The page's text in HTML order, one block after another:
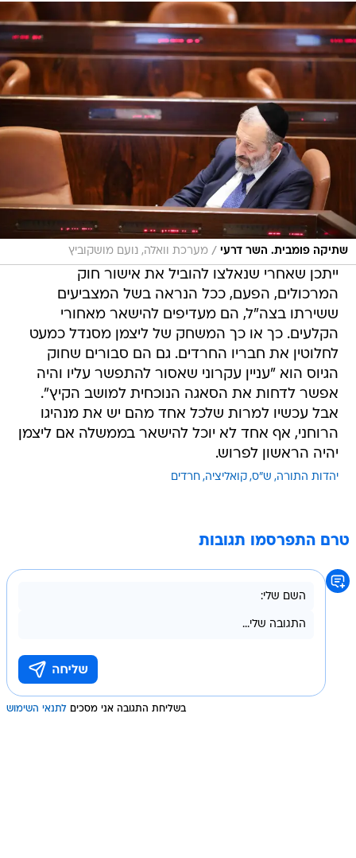
שתיקה פומבית. השר דרעי / מערכת וואלה, נועם מושקוביץ
ייתכן שאחרי שנאלצו להוביל את אישור חוק
המרכולים, הפעם, ככל הנראה בשל המצביעים
ששירתו בצה"ל, הם מעדיפים להישאר מאחורי
הקלעים. כך או כך המשחק של ליצמן מסנדל כמעט
לחלוטין את חבריו החרדים. גם הם סבורים שחוק
הגיוס הוא "עניין עקרוני שאסור להתפשר עליו והיה
אפשר לדחות את הסאגה הנוכחית למושב הקיץ".
אבל עכשיו למרות שלכל אחד מהם יש את מנהיגו
הרוחני, אף אחד לא יוכל להישאר בממשלה אם ליצמן
יהיה הראשון לפרוש.
יהדות התורה ש"ס קואליציה חרדים
טרם התפרסמו תגובות
בשליחת התגובה אני מסכים לתנאי השימוש